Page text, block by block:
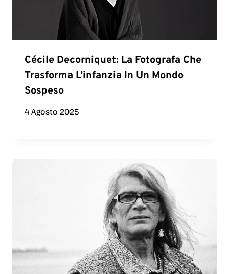
Cécile Decorniquet: La Fotografa Che
Trasforma L’infanzia In Un Mondo
Sospeso
4 Agosto 2025